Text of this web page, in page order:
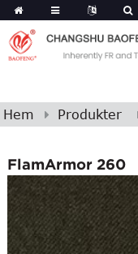
Hem Produkter
FlamArmor 260